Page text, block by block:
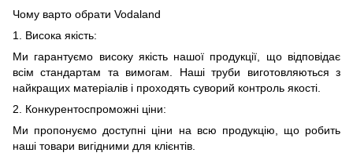
Чому варто обрати Vodaland
1. Висока якість:
Ми гарантуємо високу якість нашої продукції, що відповідає
всім стандартам та вимогам. Наші труби виготовляються з
найкращих матеріалів і проходять суворий контроль якості.
2. Конкурентоспроможні ціни:
Ми пропонуємо доступні ціни на всю продукцію, що робить
наші товари вигідними для клієнтів.